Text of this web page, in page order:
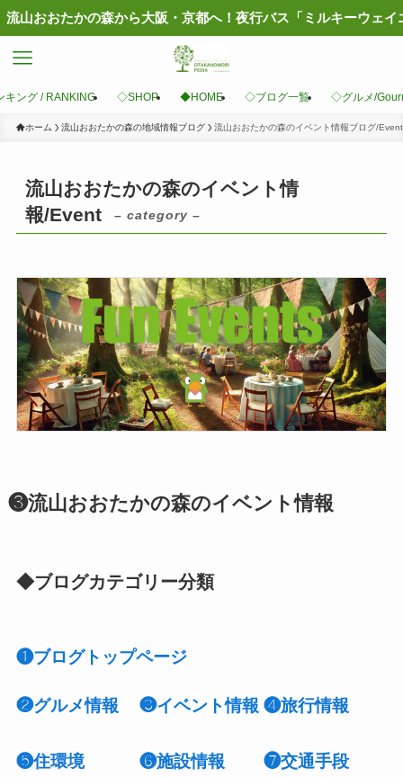
人
ング / RANKING ◇SHOP ◆HOME ◇ブログ一覧 ◇グルメ/
ホーム 流山おおたかの森の地域情報ブログ 流山おおたかの森のイベント情報ブログ/Event
流山おおたかの森のイベント情
報/Event
– category –
❸流山おおたかの森のイベント情報
◆ブログカテゴリー分類
❶ブログトップページ
❷グルメ情報 ❸イベント情報 ❹旅行情報
❺住環境 ❻施設情報 ❼交通手段